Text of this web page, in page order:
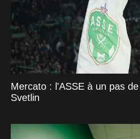
Mercato : l'ASSE à un pas
Svetlin